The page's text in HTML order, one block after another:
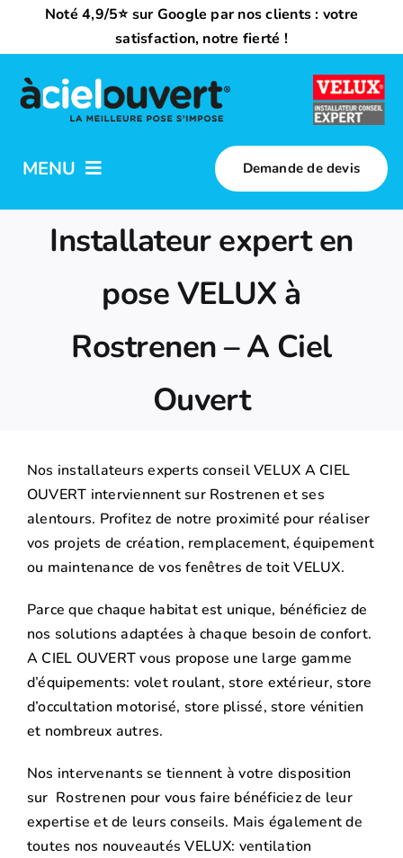
contenu
Noté 4,9/5⭐ sur Google par nos clients : votre
satisfaction, notre fierté !
MENU
Trouvez votre installateur
Demande de devis
Installateur expert en
pose VELUX à
Rostrenen – A Ciel
Ouvert
Nos installateurs experts conseil VELUX A CIEL
OUVERT interviennent sur Rostrenen et ses
alentours. Profitez de notre proximité pour réaliser
vos projets de création, remplacement, équipement
ou maintenance de vos fenêtres de toit VELUX.
Parce que chaque habitat est unique, bénéficiez de
nos solutions adaptées à chaque besoin de confort.
A CIEL OUVERT vous propose une large gamme
d’équipements: volet roulant, store extérieur, store
d’occultation motorisé, store plissé, store vénitien
et nombreux autres.
Nos intervenants se tiennent à votre disposition
sur Rostrenen pour vous faire bénéficiez de leur
expertise et de leurs conseils. Mais également de
toutes nos nouveautés VELUX: ventilation